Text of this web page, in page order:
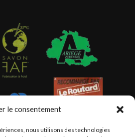
le consentement
nous utilisons des technologies